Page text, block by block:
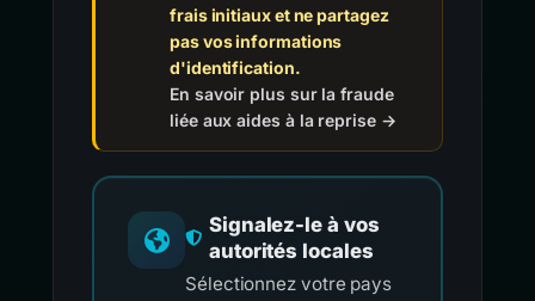
frais initiaux et ne partagez
pas vos informations
d'identification.
En savoir plus sur la fraude
liée aux aides à la reprise →
Signalez-le à vos
autorités locales
Sélectionnez votre pays